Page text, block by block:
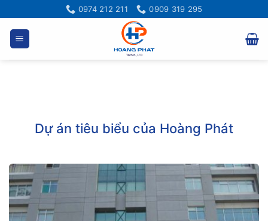
qua
dung
0974 212 211 0909 319 295
Dự án tiêu biểu của Hoàng Phát